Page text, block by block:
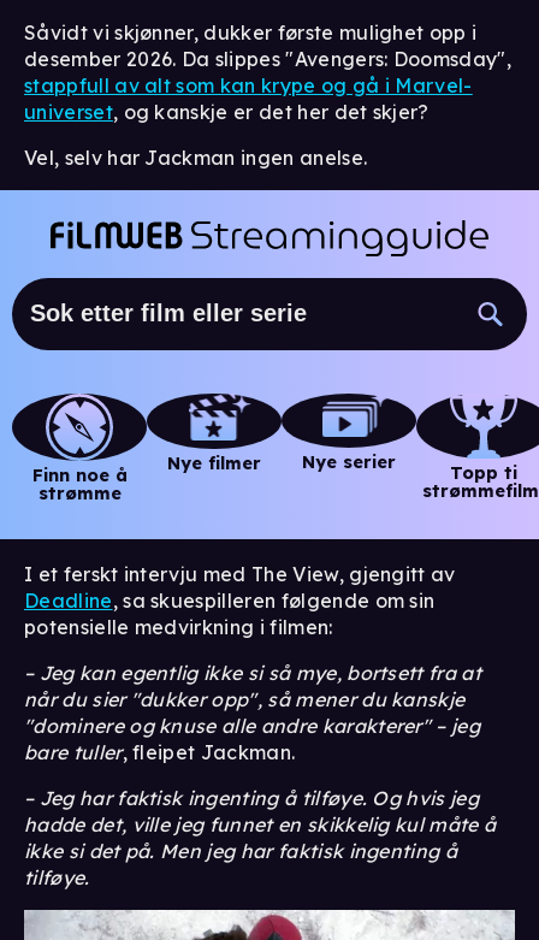
Såvidt vi skjønner, dukker første mulighet opp i
desember 2026. Da slippes "Avengers: Doomsday",
stappfull av alt som kan krype og gå i Marvel-
universet, og kanskje er det her det skjer?
Vel, selv har Jackman ingen anelse.
Finn noe å
strømme
Nye filmer Nye serier
Topp ti
I et ferskt intervju med The View, gjengitt av
Deadline, sa skuespilleren følgende om sin
potensielle medvirkning i filmen:
– Jeg kan egentlig ikke si så mye, bortsett fra at
når du sier "dukker opp", så mener du kanskje
"dominere og knuse alle andre karakterer" – jeg
bare tuller, fleipet Jackman.
– Jeg har faktisk ingenting å tilføye. Og hvis jeg
hadde det, ville jeg funnet en skikkelig kul måte å
ikke si det på. Men jeg har faktisk ingenting å
tilføye.